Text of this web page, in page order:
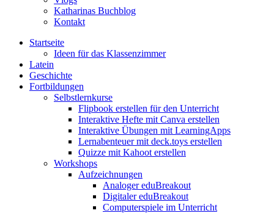
Katharinas Buchblog
Kontakt
Startseite
Ideen für das Klassenzimmer
Latein
Geschichte
Fortbildungen
Selbstlernkurse
Flipbook erstellen für den Unterricht
Interaktive Hefte mit Canva erstellen
Interaktive Übungen mit LearningApps
Lernabenteuer mit deck.toys erstellen
Quizze mit Kahoot erstellen
Workshops
Aufzeichnungen
Analoger eduBreakout
Digitaler eduBreakout
Computerspiele im Unterricht